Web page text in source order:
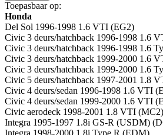
Toepasbaar op:
Honda
Del Sol 1996-1998 1.6 VTI (EG2)
Civic 3 deurs/hatchback 1996-1998 1.6
Civic 3 deurs/hatchback 1996-1998 1.6
Civic 3 deurs/hatchback 1999-2000 1.6
Civic 3 deurs/hatchback 1999-2000 1.6
Civic 5 deurs/hatchback 1997-2001 1.8
Civic 4 deurs/sedan 1996-1998 1.6 VTI
Civic 4 deurs/sedan 1999-2000 1.6 VTI
Civic aerodeck 1998-2001 1.8 VTI (MC2)
Integra 1995-1997 1.8i GS-R (USDM)